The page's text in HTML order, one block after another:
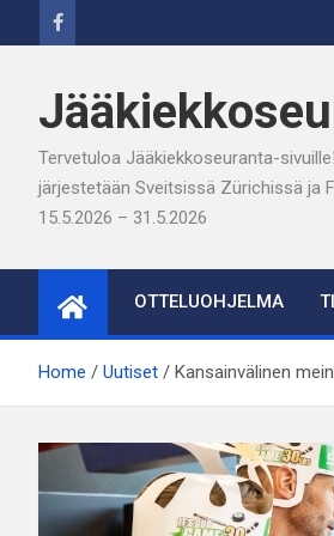
to
Tervetuloa Jääkiekkoseuranta-
järjestetään Sveitsissä Zürichissä ja
15.5.2026 – 31.5.2026
OTTELUOHJELMA
Home Uutiset Kansainvälinen